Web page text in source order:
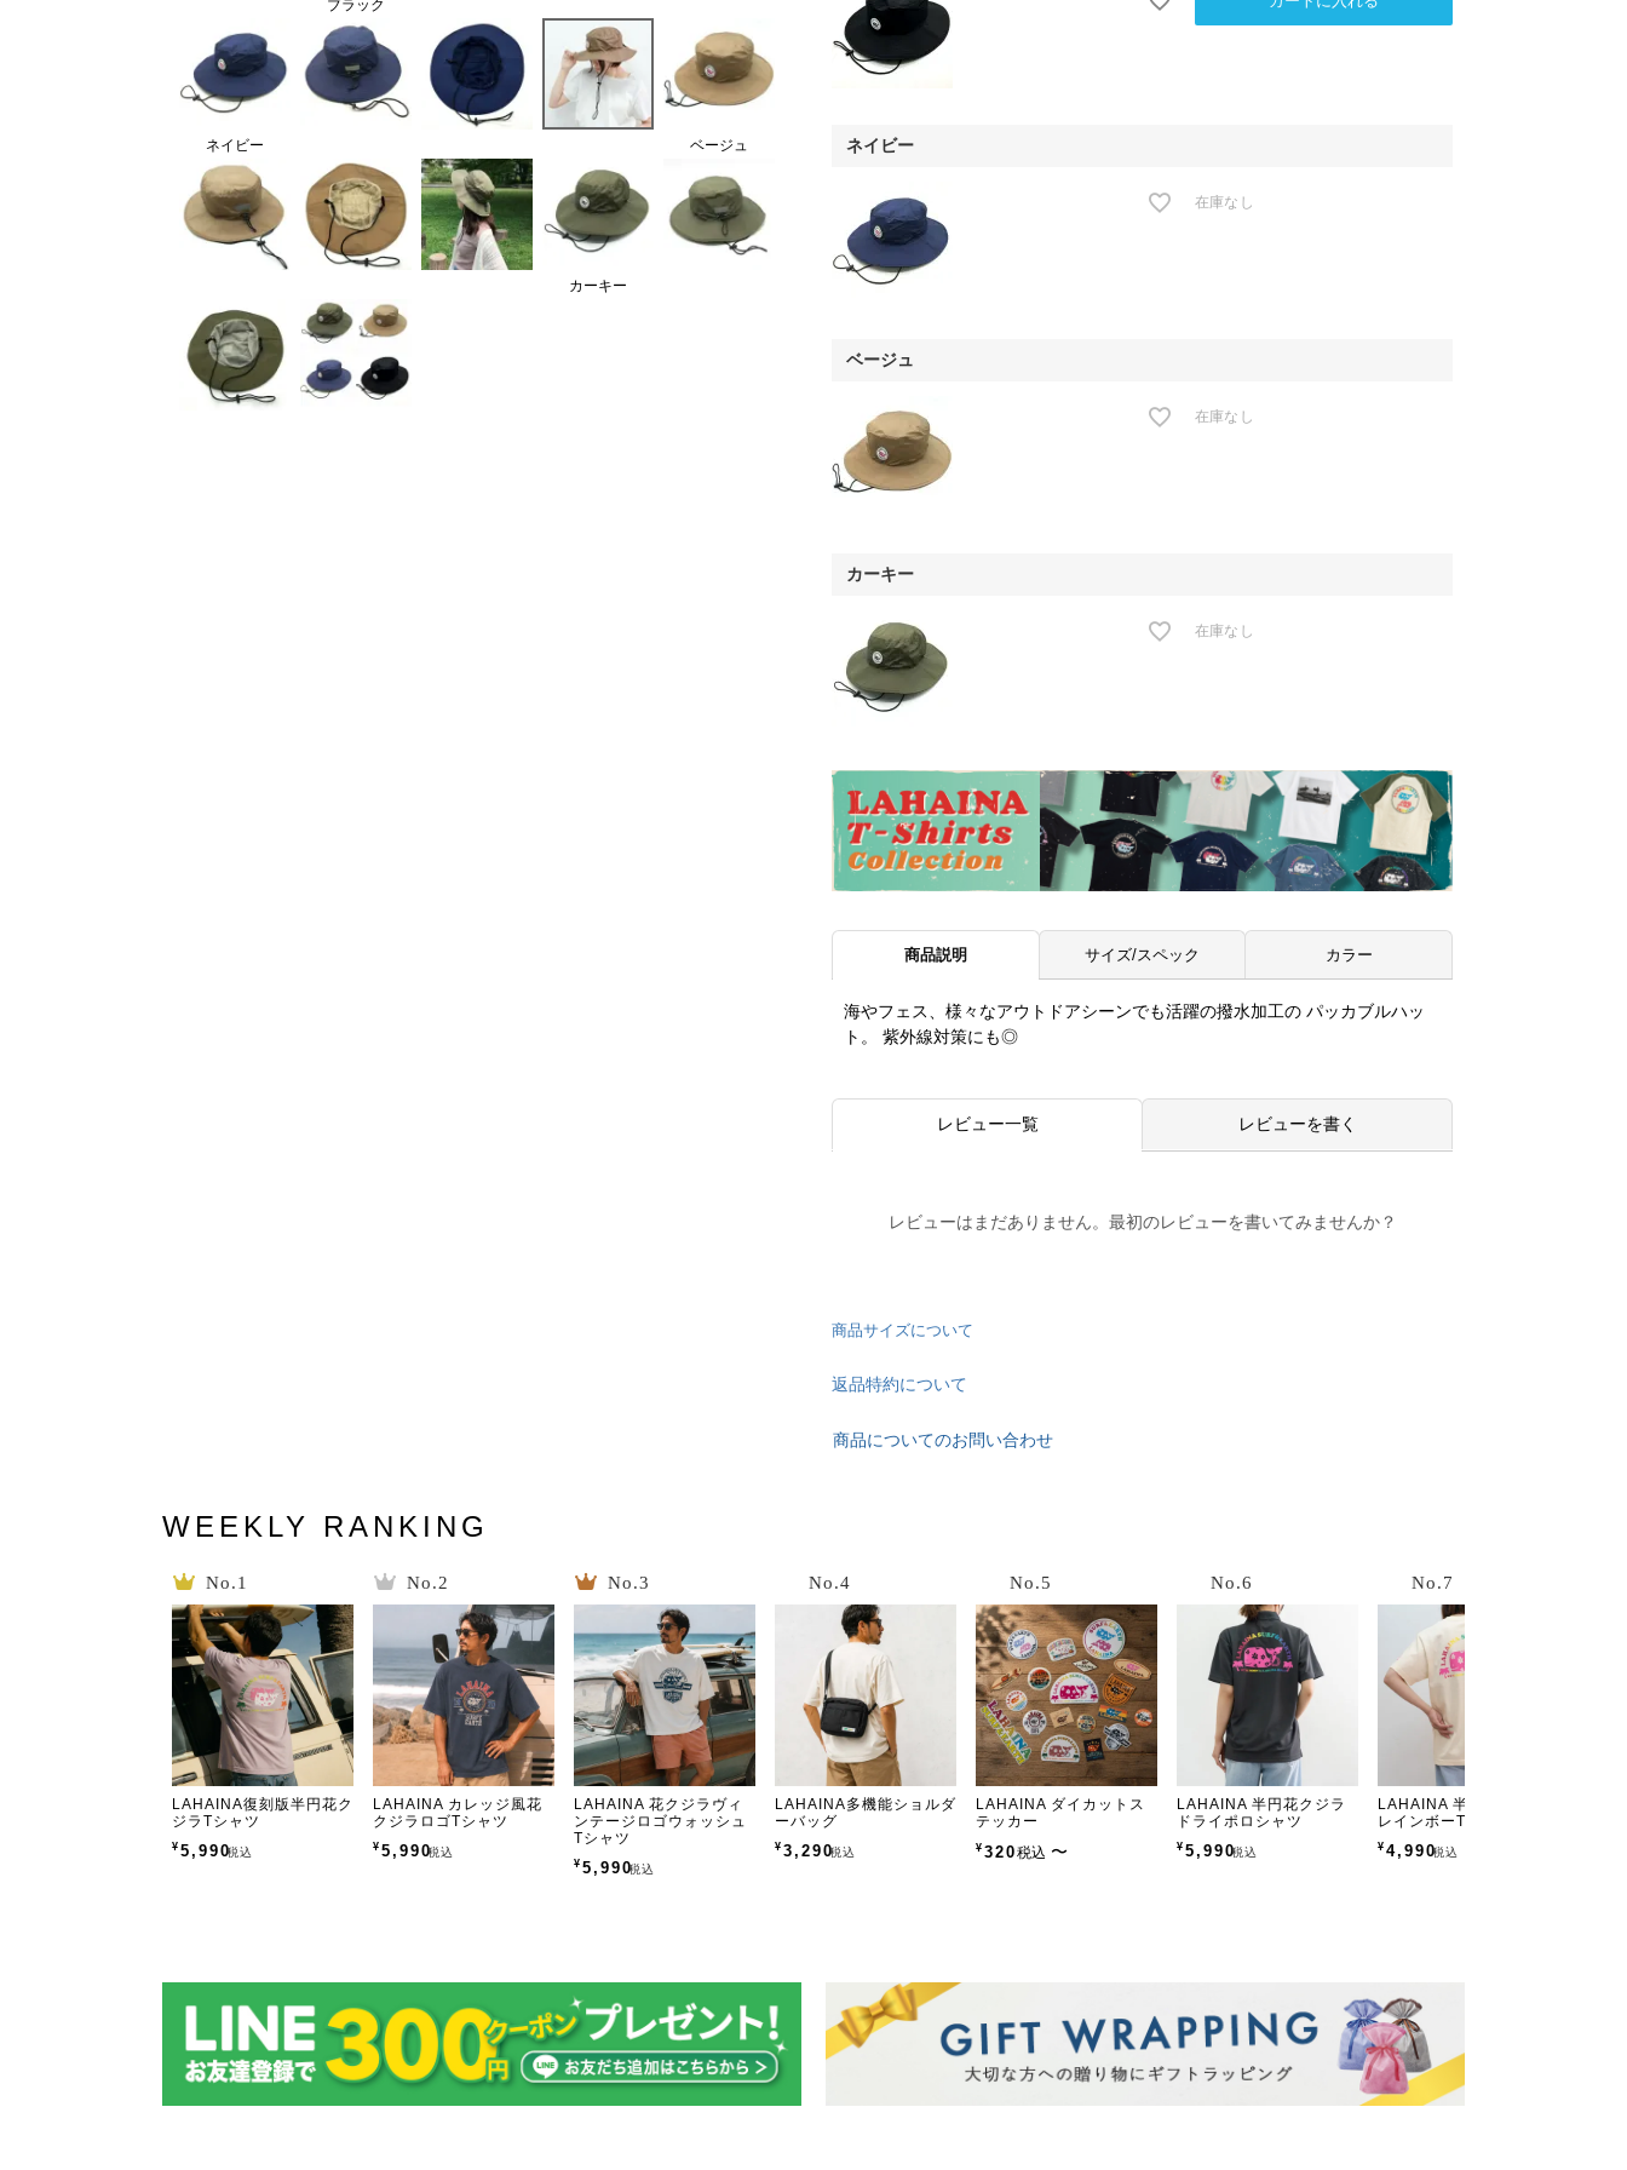
ブラック
ネイビー ベージュ
カーキー
ネイビー
在庫なし
ベージュ
在庫なし
カーキー
在庫なし
商品説明 サイズ/スペック カラー
海やフェス、様々なアウトドアシーンでも活躍の撥水加工の パッカブルハッ
ト。 紫外線対策にも◎
レビュー一覧 レビューを書く
レビューはまだありません。最初のレビューを書いてみませんか？
商品サイズについて
返品特約について
商品についてのお問い合わせ
WEEKLY RANKING
LAHAINA復刻版半円花ク
ジラTシャツ
¥5,990税込
LAHAINA カレッジ風花
クジラロゴTシャツ
¥5,990税込
LAHAINA 花クジラヴィ
ンテージロゴウォッシュ
Tシャツ
¥5,990税込
LAHAINA多機能ショルダ
ーバッグ
¥3,290税込
LAHAINA ダイカットス
テッカー
¥320税込 〜
LAHAINA 半円花クジラ
ドライポロシャツ
¥5,990税込
LAHAINA 半円花クジラ
レインボーTシャツ
¥ 4,990税込